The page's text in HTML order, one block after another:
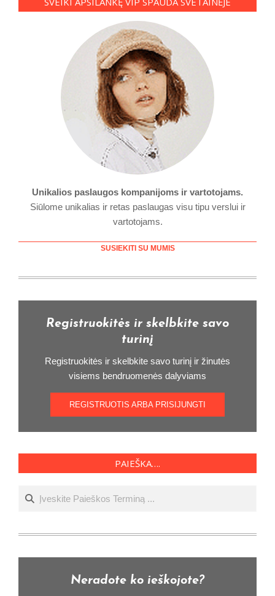
Unikalios paslaugos kompanijoms ir vartotojams.
Siūlome unikalias ir retas paslaugas visu tipu verslui ir
vartotojams.
SUSIEKITI SU MUMIS
Registruokitės ir skelbkite savo
turinį
Registruokitės ir skelbkite savo turinį ir žinutės
visiems bendruomenės dalyviams
REGISTRUOTIS ARBA PRISIJUNGTI
PAIEŠKA….
Ieškoti
Neradote ko ieškojote?